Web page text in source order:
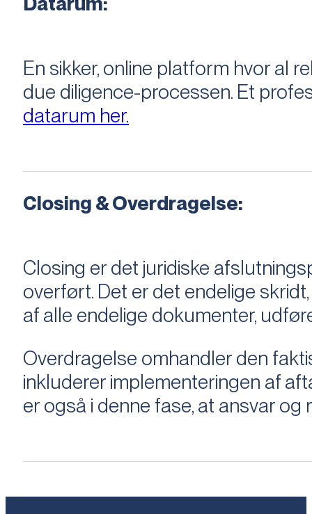
En sikker, online platform hvor al
due diligence-processen. Et
datarum her.
Closing & Overdragelse:
Closing er det juridiske
overført. Det er det endelige
af alle endelige dokumenter,
Overdragelse omhandler den
inkluderer implementeringen af
er også i denne fase, at ansvar